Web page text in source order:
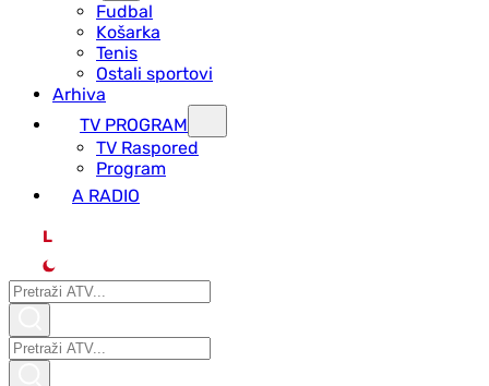
Fudbal
Košarka
Tenis
Ostali sportovi
Arhiva
TV PROGRAM
ТV Raspored
Program
A RADIO
L